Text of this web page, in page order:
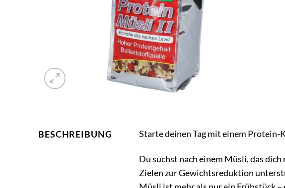
BESCHREIBUNG Starte deinen Tag mit einem
Du suchst nach einem Müsli, das
Zielen zur Gewichtsreduktion